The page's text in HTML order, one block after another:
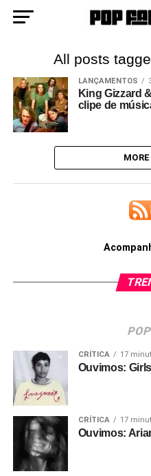
All posts
LANÇAMENTOS
King Gizzard
clipe de
CRÍTICA 17
Ouvimos:
CRÍTICA 17
Ouvimos: